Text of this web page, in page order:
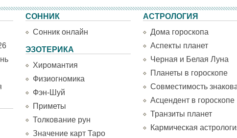
СОННИК
Сонник онлайн
ЭЗОТЕРИКА
Хиромантия
Физиогномика
Фэн-Шуй
Приметы
Толкование рун
Значение карт Таро
АСТРОЛОГИЯ
Дома гороскопа
Аспекты планет
Черная и Белая Луна
Планеты в гороскопе
Совместимость
Асцендент в гороскопе
Транзиты планет
Кармическая